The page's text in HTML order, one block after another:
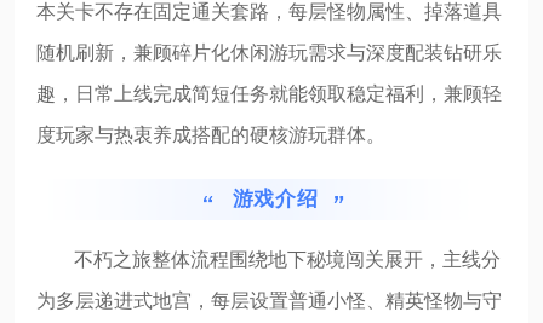
本关卡不存在固定通关套路，每层怪物属性、掉落道具
随机刷新，兼顾碎片化休闲游玩需求与深度配装钻研乐
趣，日常上线完成简短任务就能领取稳定福利，兼顾轻
度玩家与热衷养成搭配的硬核游玩群体。
游戏介绍
不朽之旅整体流程围绕地下秘境闯关展开，主线分
为多层递进式地宫，每层设置普通小怪、精英怪物与守